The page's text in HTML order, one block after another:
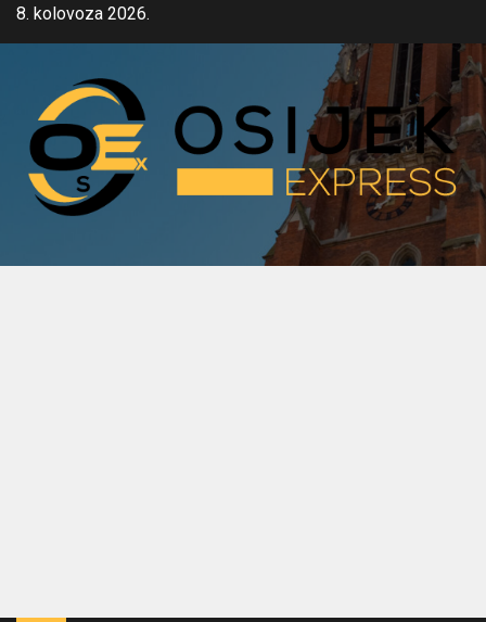
Skip8. kolovoza 2026.